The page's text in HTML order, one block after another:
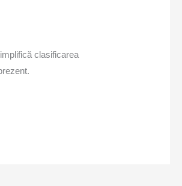
clasificarea